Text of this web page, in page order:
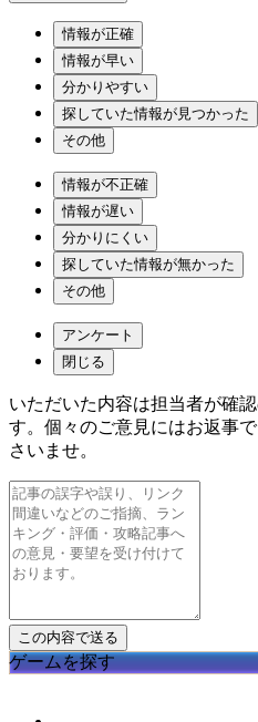
情報が正確
情報が早い
分かりやすい
探していた情報が見つかった
その他
情報が不正確
情報が遅い
分かりにくい
探していた情報が無かった
その他
アンケート
閉じる
いただいた内容は担当者が確
す。個々のご意見にはお返事
さいませ。
ゲームを探す